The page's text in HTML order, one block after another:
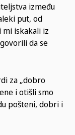
između
put, od
mi iskakali iz
da se
za „dobro
i otišli smo
pošteni, dobri i